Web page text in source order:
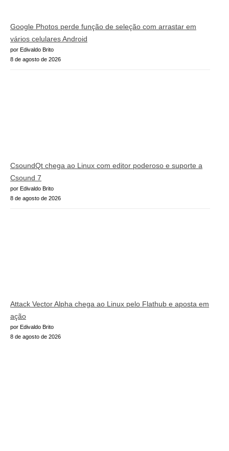
Google Photos perde função de seleção com arrastar em
vários celulares Android
por Edivaldo Brito
8 de agosto de 2026
CsoundQt chega ao Linux com editor poderoso e suporte a
Csound 7
por Edivaldo Brito
8 de agosto de 2026
Attack Vector Alpha chega ao Linux pelo Flathub e aposta em
ação
por Edivaldo Brito
8 de agosto de 2026